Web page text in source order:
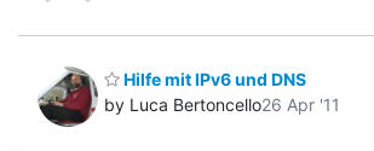
Hilfe mit IPv6 und DNS
by Luca Bertoncello26 Apr '11